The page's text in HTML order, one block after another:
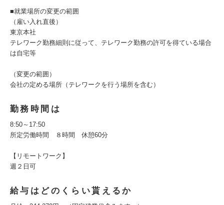
■就業場所の変更の範囲
（雇い入れ直後）
東京本社
テレワーク勤務細則に従って、テレワーク勤務の許可を得ている場合
は自宅等
（変更の範囲）
会社の定める場所（テレワークを行う場所を含む）
勤務時間は
8:50～17:50
所定労働時間 ８時間 休憩60分
【リモートワーク】
週２日可
給与はどのくらい貰えるか